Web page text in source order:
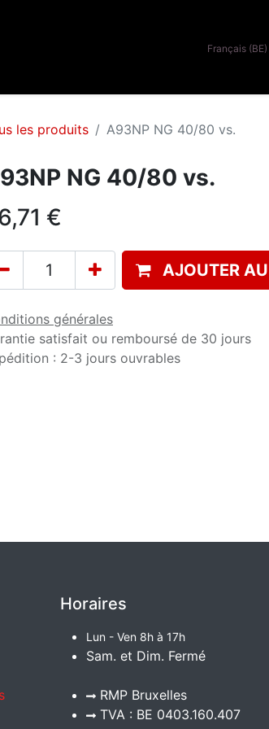
Français (BE)
les produits A93NP NG 40/80 vs.
NG 40/80 vs.
€
AJOUTER
générales
satisfait ou remboursé de 30 jours
: 2-3 jours ouvrables
Horaires
Lun - Ven 8h à 17h
Sam. et Dim. Fermé
RMP Bruxelles
TVA : BE 0403.160.407